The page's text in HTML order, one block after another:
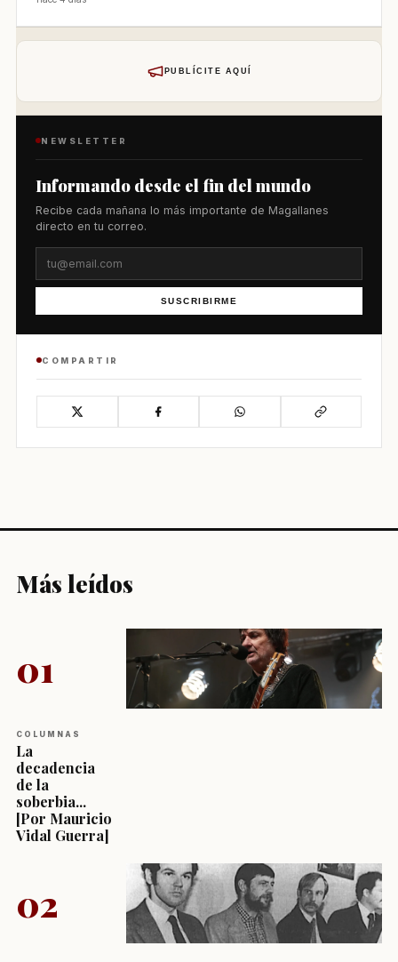
PUBLÍCITE AQUÍ
NEWSLETTER
Informando desde el fin del mundo
Recibe cada mañana lo más importante de Magallanes
directo en tu correo.
SUSCRIBIRME
COMPARTIR
Más leídos
01
COLUMNAS
La
decadencia
de la
soberbia...
[Por Mauricio
Vidal Guerra]
02